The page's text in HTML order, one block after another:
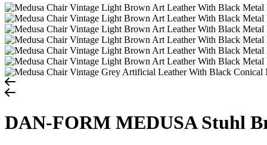
DAN-FORM MEDUSA Stuhl